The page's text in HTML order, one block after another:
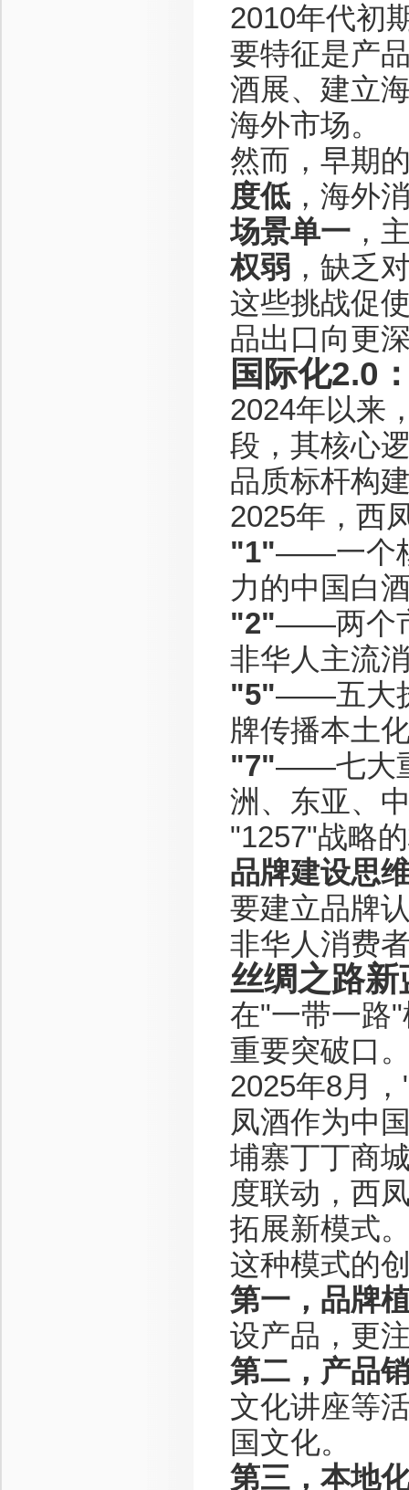
2010年代初
要特征是产
酒展、建立
海外市场。
然而，早期
度低 ，海外
场景单一 ，
权弱 ，缺乏
这些挑战促
品出口向更
国际化2.0
2024年以来
段，其核心
品质标杆构
2025年，西
"1"——一个
力的中国白
"2"——两个
非华人主流
"5"——五大
牌传播本土
"7"——七大
洲、东亚、
"1257"战略
品牌建设思
要建立品牌
非华人消费
丝绸之路
在"一带一路
重要突破口
2025年8月
凤酒作为中
埔寨丁丁商
度联动，西
拓展新模式
这种模式的
第一，品牌
设产品，更
第二，产品
文化讲座等
国文化。
第三，本地